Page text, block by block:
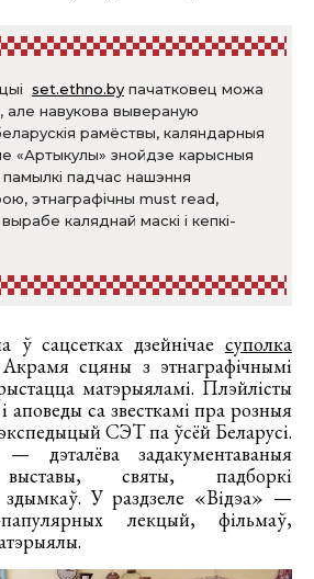
set.ethno.by пачатковец можа
але навукова вывераную
рамёствы, каляндарныя
«Артыкулы» знойдзе карысныя
памылкі падчас нашэння
этнаграфічны must read,
каляднай маскі і кепкі-
ў сацсетках дзейнічае суполка
сцяны з этнаграфічнымі
матэрыяламі. Плэйлісты
аповеды са звесткамі пра розныя
СЭТ па ўсёй Беларусі.
дэталёва задакументаваныя
выставы, святы, падборкі
У раздзеле «Відэа» —
папулярных лекцый, фільмаў,